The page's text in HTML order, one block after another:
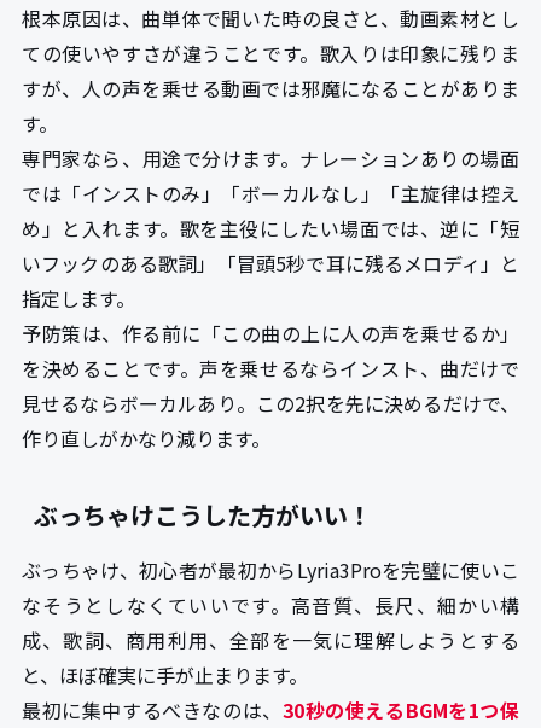
根本原因は、曲単体で聞いた時の良さと、動画素材とし
ての使いやすさが違うことです。歌入りは印象に残りま
すが、人の声を乗せる動画では邪魔になることがありま
す。
専門家なら、用途で分けます。ナレーションありの場面
では「インストのみ」「ボーカルなし」「主旋律は控え
め」と入れます。歌を主役にしたい場面では、逆に「短
いフックのある歌詞」「冒頭5秒で耳に残るメロディ」と
指定します。
予防策は、作る前に「この曲の上に人の声を乗せるか」
を決めることです。声を乗せるならインスト、曲だけで
見せるならボーカルあり。この2択を先に決めるだけで、
作り直しがかなり減ります。
ぶっちゃけこうした方がいい！
ぶっちゃけ、初心者が最初からLyria3Proを完璧に使いこ
なそうとしなくていいです。高音質、長尺、細かい構
成、歌詞、商用利用、全部を一気に理解しようとする
と、ほぼ確実に手が止まります。
最初に集中するべきなのは、 30秒の使えるBGMを1つ保